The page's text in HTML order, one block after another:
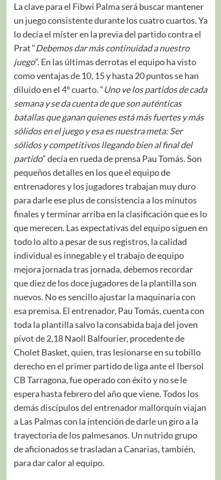
La clave para el Fibwi Palma será buscar mantener
un juego consistente durante los cuatro cuartos. Ya
lo decía el míster en la previa del partido contra el
Prat “Debemos dar más continuidad a nuestro
juego”. En las últimas derrotas el equipo ha visto
como ventajas de 10, 15 y hasta 20 puntos se han
diluido en el 4º cuarto. “Uno ve los partidos de cada
semana y se da cuenta de que son auténticas
batallas que ganan quienes está más fuertes y más
sólidos en el juego y esa es nuestra meta: Ser
sólidos y competitivos llegando bien al final del
partido” decía en rueda de prensa Pau Tomás. Son
pequeños detalles en los que el equipo de
entrenadores y los jugadores trabajan muy duro
para darle ese plus de consistencia a los minutos
finales y terminar arriba en la clasificación que es lo
que merecen. Las expectativas del equipo siguen en
todo lo alto a pesar de sus registros, la calidad
individual es innegable y el trabajo de equipo
mejora jornada tras jornada, debemos recordar
que diez de los doce jugadores de la plantilla son
nuevos. No es sencillo ajustar la maquinaria con
esa premisa. El entrenador, Pau Tomás, cuenta con
toda la plantilla salvo la consabida baja del joven
pívot de 2,18 Naoll Balfourier, procedente de
Cholet Basket, quien, tras lesionarse en su tobillo
derecho en el primer partido de liga ante el Ibersol
CB Tarragona, fue operado con éxito y no se le
espera hasta febrero del año que viene. Todos los
demás discípulos del entrenador mallorquín viajan
a Las Palmas con la intención de darle un giro a la
trayectoria de los palmesanos. Un nutrido grupo
de aficionados se trasladan a Canarias, también,
para dar calor al equipo.